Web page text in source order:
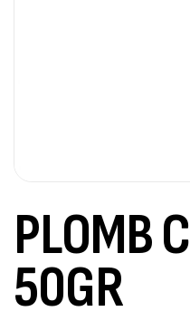
PLOMB
50GR